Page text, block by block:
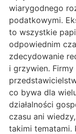
wiarygodnego
podatkowymi.
to wszystkie
odpowiednim
zdecydowanie
i grzywien.
co bywa dla
działalności
czasu ani
takimi tematami.